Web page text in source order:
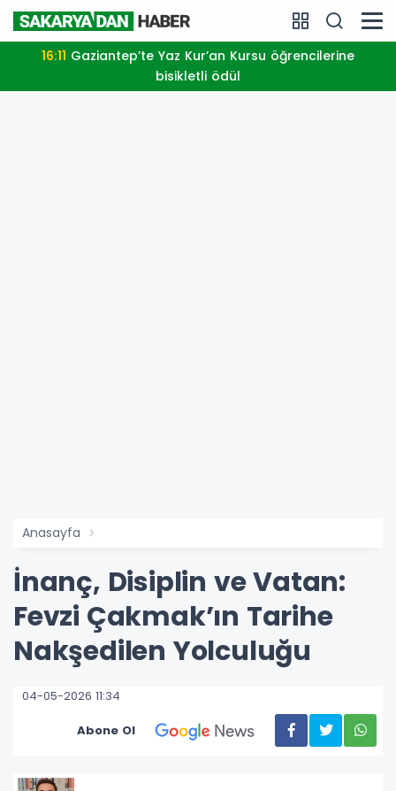
16:11
bisikletli ödül
Anasayfa
İnanç, Disiplin ve Vatan:
Fevzi Çakmak’ın Tarihe
Nakşedilen Yolculuğu
04-05-2026 11:34
Abone Ol